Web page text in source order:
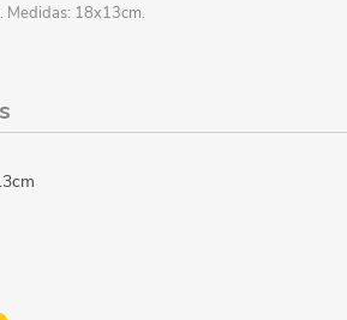
Medidas: 18x13cm.